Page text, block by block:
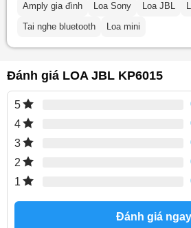
Amply gia đình
Loa Sony Loa JBL
Tai nghe bluetooth
Loa mini
Đánh giá LOA JBL KP6015
5
4
3
2
1
Đánh giá ngay